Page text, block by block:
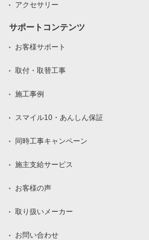
アクセサリー
サポートコンテンツ
お客様サポート
取付・取替工事
施工事例
スマイル10・あんしん保証
同時工事キャンペーン
施主支給サービス
お客様の声
取り扱いメーカー
お問い合わせ